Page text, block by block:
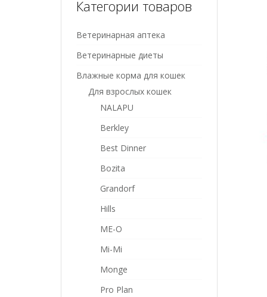
Категории товаров
Ветеринарная аптека
Ветеринарные диеты
Влажные корма для кошек
Для взрослых кошек
NALAPU
Berkley
Best Dinner
Bozita
Grandorf
Hills
ME-O
Mi-Mi
Monge
Pro Plan